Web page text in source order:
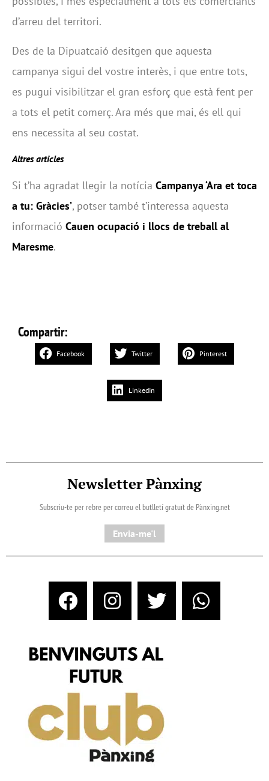
d’arreu del territori.
Des de la Dipuatcaió desitgen que aquesta
campanya sigui del vostre interès, i que entre tots,
es pugui visibilitzar el gran esforç que està fent per
a tots el petit comerç. Ara més que mai, és ell qui
ens necessita al seu costat.
Altres articles
Si t’ha agradat llegir la notícia Campanya ‘Ara et toca
a tu: Gràcies’, potser també t’interessa aquesta
informació Cauen ocupació i llocs de treball al
Maresme.
Compartir:
Facebook Twitter Pinterest
LinkedIn
Newsletter Pànxing
Subscriu-te per rebre per correu el butlletí gratuït de Pànxing.net​
Envia-me'l